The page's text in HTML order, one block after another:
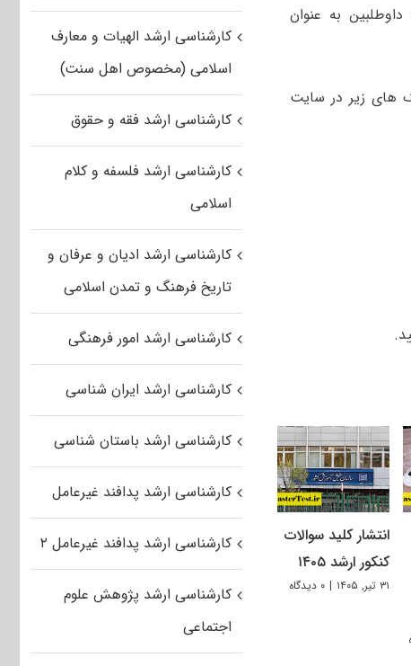
به عنوان
با مراجعه به لینک های زیر در سایت
انتشار کلید سوالات
کنکور ارشد ۱۴۰۵
۳۱ تیر, ۱۴۰۵ | ۰ دیدگاه
کارشناسی ارشد الهیات و معارف
اسلامی (مخصوص اهل سنت)
کارشناسی ارشد فقه و حقوق
کارشناسی ارشد فلسفه و کلام
اسلامی
کارشناسی ارشد ادیان و عرفان و
تاریخ فرهنگ و تمدن اسلامی
کارشناسی ارشد امور فرهنگی
کارشناسی ارشد ایران شناسی
کارشناسی ارشد باستان شناسی
کارشناسی ارشد پدافند غیرعامل
کارشناسی ارشد پدافند غیرعامل ۲
کارشناسی ارشد پژوهش علوم
اجتماعی